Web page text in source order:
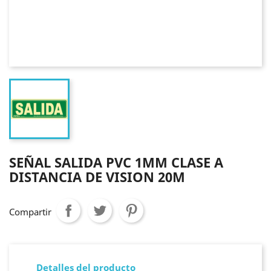
SEÑAL SALIDA PVC 1MM CLASE A
DISTANCIA DE VISION 20M
Compartir
Detalles del producto